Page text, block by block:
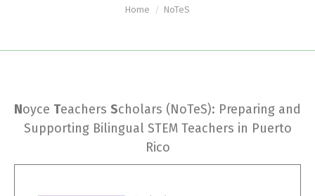
You are here:
Home NoTeS
Noyce Teachers Scholars (NoTeS): Preparing and
Supporting Bilingual STEM Teachers in Puerto
Rico